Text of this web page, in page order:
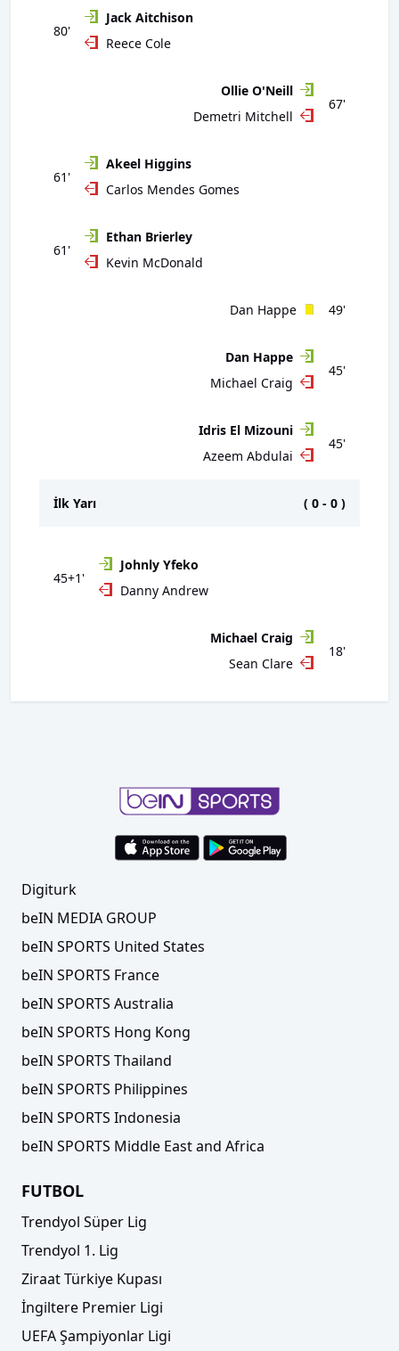
80'
Jack Aitchison
Reece Cole
67'
Ollie O'Neill
Demetri Mitchell
61'
Akeel Higgins
Carlos Mendes Gomes
61'
Ethan Brierley
Kevin McDonald
49'
Dan Happe
45'
Dan Happe
Michael Craig
45'
Idris El Mizouni
Azeem Abdulai
İlk Yarı ( 0 - 0 )
45+1'
Johnly Yfeko
Danny Andrew
18'
Michael Craig
Sean Clare
Digiturk
beIN MEDIA GROUP
beIN SPORTS United States
beIN SPORTS France
beIN SPORTS Australia
beIN SPORTS Hong Kong
beIN SPORTS Thailand
beIN SPORTS Philippines
beIN SPORTS Indonesia
beIN SPORTS Middle East and Africa
FUTBOL
Trendyol Süper Lig
Trendyol 1. Lig
Ziraat Türkiye Kupası
İngiltere Premier Ligi
UEFA Şampiyonlar Ligi